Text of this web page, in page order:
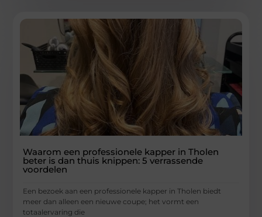
Waarom een professionele kapper in Tholen
beter is dan thuis knippen: 5 verrassende
voordelen
Een bezoek aan een professionele kapper in Tholen biedt
meer dan alleen een nieuwe coupe; het vormt een
totaalervaring die